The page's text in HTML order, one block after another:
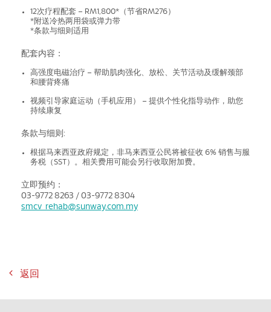
12次疗程配套 – RM1,800*（节省RM276）
*附送冷热两用袋或弹力带
*条款与细则适用
配套内容：
高强度电磁治疗 – 帮助肌肉强化、放松、关节活动及缓解颈部
和腰背疼痛
视频引导家庭运动（手机应用） – 提供个性化指导动作，助您
持续康复
条款与细则:
根据马来西亚政府规定，非马来西亚公民将被征收 6% 销售与服
务税（SST）。相关费用可能会另行收取附加费。
立即预约：
03-9772 8263 / 03-9772 8304
smcv_rehab@sunway.com.my
返回